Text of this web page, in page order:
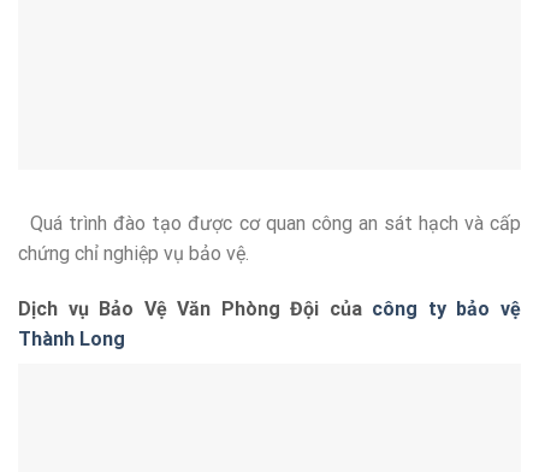
Quá trình đào tạo được cơ quan công an sát hạch và cấp
chứng chỉ nghiệp vụ bảo vệ.
Dịch vụ Bảo Vệ Văn Phòng Đội của công ty bảo vệ
Thành Long